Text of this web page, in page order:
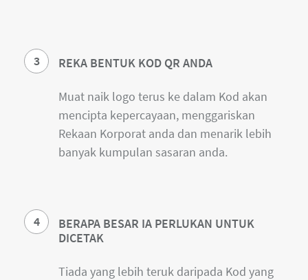
3 REKA BENTUK KOD QR ANDA
Muat naik logo terus ke dalam Kod akan
mencipta kepercayaan, menggariskan
Rekaan Korporat anda dan menarik lebih
banyak kumpulan sasaran anda.
4
BERAPA BESAR IA PERLUKAN UNTUK
DICETAK
Tiada yang lebih teruk daripada Kod yang